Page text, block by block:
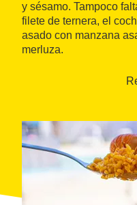
y sésamo. Tampoco
filete de ternera, el
asado con manzana
merluza.
Triskel presenta una
semifrío de vainilla y
"crumble" de cacao y